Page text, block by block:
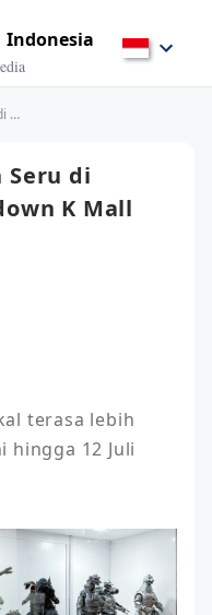
Indonesia
/ Petualangan Liburan Seru di Godzilla Japan Showdown K Mall
di
K Mall
terasa lebih
hingga 12 Juli